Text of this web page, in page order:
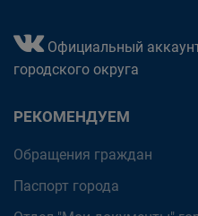
Официальный
городского округа
РЕКОМЕНДУЕМ
Обращения граждан
Паспорт города